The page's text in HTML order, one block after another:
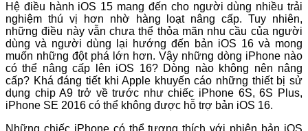
Hệ điều hành iOS 15 mang đến cho người dùng nhiều trải
nghiệm thú vị hơn nhờ hàng loạt nâng cấp. Tuy nhiên,
những điều này vẫn chưa thể thỏa mãn nhu cầu của người
dùng và người dùng lại hướng đến bản iOS 16 và mong
muốn những đột phá lớn hơn. Vậy những dòng iPhone nào
có thể nâng cấp lên iOS 16? Dòng nào không nên nâng
cấp? Khá đáng tiết khi Apple khuyến cáo những thiết bị sử
dụng chip A9 trở về trước như chiếc iPhone 6S, 6S Plus,
iPhone SE 2016 có thể không được hỗ trợ bản iOS 16.
Những chiếc iPhone có thể tương thích với phiên bản iOS